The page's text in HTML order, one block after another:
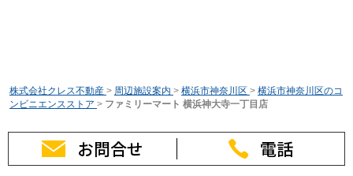
株式会社クレス不動産 > 周辺施設案内 > 横浜市神奈川区 > 横浜市神奈川区のコ
ンビニエンスストア > ファミリーマート 横浜神大寺一丁目店
お問合せ 電話